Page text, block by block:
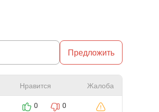
Предложить
Нравится Жалоба
0 0